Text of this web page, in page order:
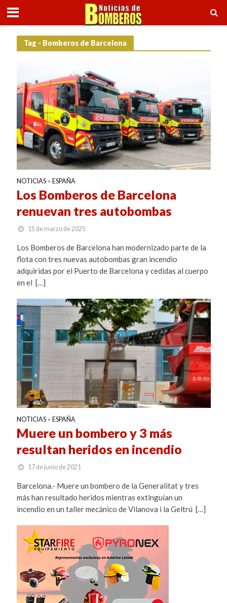
Tag - Bomberos de Barcelona
NOTICIAS • ESPAÑA
Los Bomberos de Barcelona
renuevan tres autobombas
15 de marzo de 2025
Los Bomberos de Barcelona han modernizado parte de la
flota con tres nuevas autobombas gran incendio
adquiridas por el Puerto de Barcelona y cedidas al cuerpo
en el […]
NOTICIAS • ESPAÑA
Muere un bombero y 3 más
resultan heridos en incendio
17 de junio de 2021
Barcelona.- Muere un bombero de la Generalitat y tres
más han resultado heridos mientras extinguían un
incendio en un taller mecánico de Vilanova i la Geltrú […]